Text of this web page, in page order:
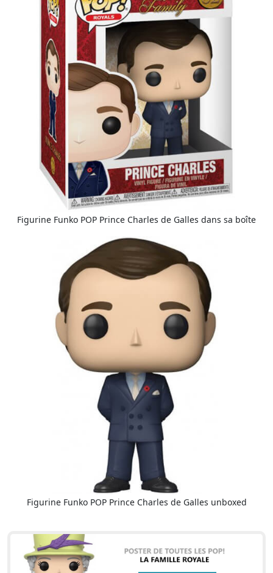
Figurine Funko POP Prince Charles de Galles dans sa boîte
Figurine Funko POP Prince Charles de Galles unboxed